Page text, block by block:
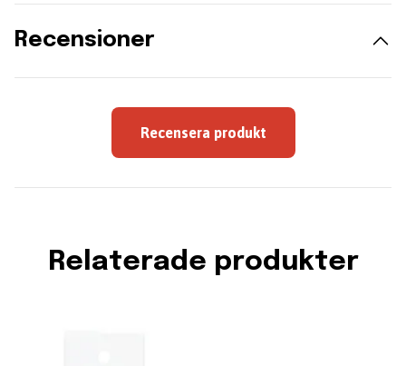
Recensioner
Recensera produkt
Relaterade produkter